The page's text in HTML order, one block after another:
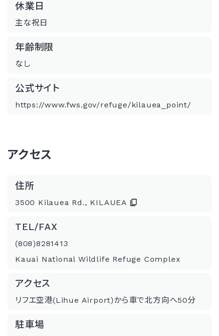
休業日
主な祝日
年齢制限
なし
公式サイト
https://www.fws.gov/refuge/kilauea_point/
アクセス
住所
3500 Kilauea Rd., KILAUEA
TEL/FAX
(808)8281413
Kauai National Wildlife Refuge Complex
アクセス
リフエ空港(Lihue Airport)から車で北方向へ50分
駐車場